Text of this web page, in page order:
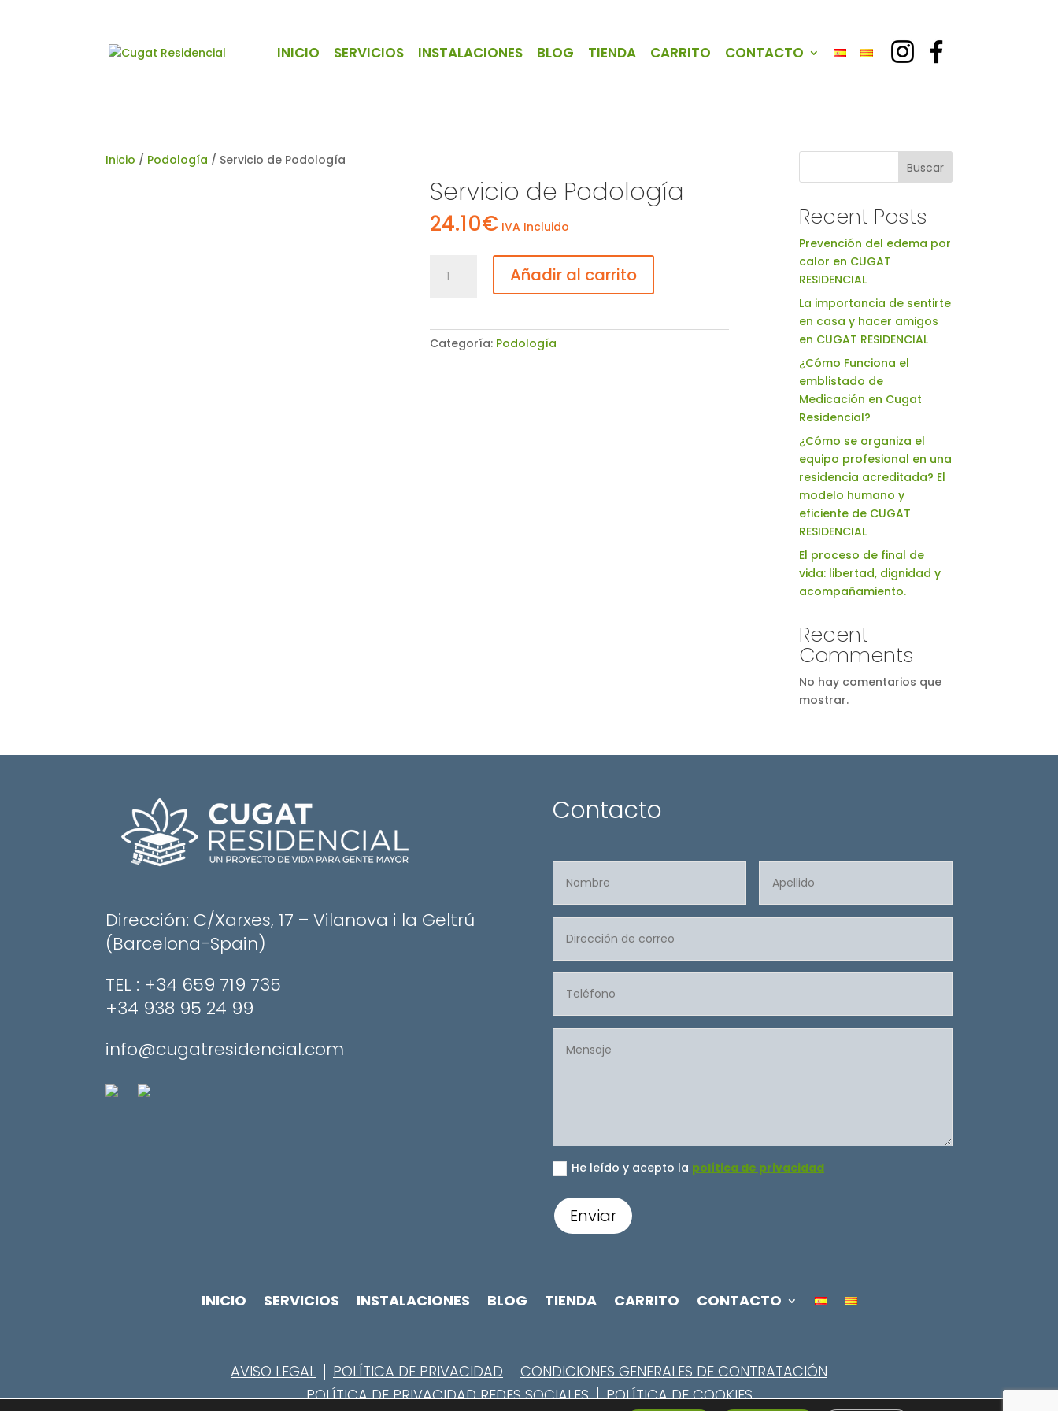
INICIO SERVICIOS INSTALACIONES BLOG TIENDA CARRITO CONTACTO
Inicio / Podología / Servicio de Podología
Servicio de Podología
24.10€ IVA Incluido
Añadir al carrito
Categoría: Podología
Buscar
Recent Posts
Prevención del edema por
calor en CUGAT
RESIDENCIAL
La importancia de sentirte
en casa y hacer amigos
en CUGAT RESIDENCIAL
¿Cómo Funciona el
emblistado de
Medicación en Cugat
Residencial?
¿Cómo se organiza el
equipo profesional en una
residencia acreditada? El
modelo humano y
eficiente de CUGAT
RESIDENCIAL
El proceso de final de
vida: libertad, dignidad y
acompañamiento.
Recent
Comments
No hay comentarios que
mostrar.
Dirección: C/Xarxes, 17 – Vilanova i la Geltrú
(Barcelona-Spain)
​TEL : +34 659 719 735
+34 938 95 24 99
info@cugatresidencial.com
Contacto
He leído y acepto la política de privacidad
Enviar
INICIO SERVICIOS INSTALACIONES BLOG TIENDA CARRITO CONTACTO
AVISO LEGAL POLÍTICA DE PRIVACIDAD
CONDICIONES GENERALES DE CONTRATACIÓN
POLÍTICA DE PRIVACIDAD REDES SOCIALES
POLÍTICA DE COOKIES